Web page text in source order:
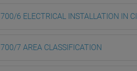
700/6 ELECTRICAL INSTALLATION IN
700/7 AREA CLASSIFICATION